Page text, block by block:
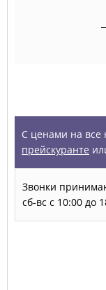
С ценами на все
прейскуранте
Звонки
сб-вс с 10:00 до